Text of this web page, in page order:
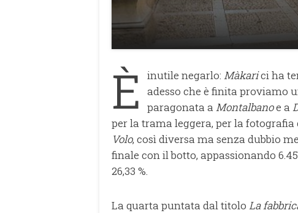
È inutile negarlo: Màkarici ha
adesso che è finita proviamo
paragonata a Montalbanoe a
per la trama leggera, per la
Volo, così diversa ma senza dubbio
finale con il botto, appassionando
26,33 %.
La quarta puntata dal titolo La